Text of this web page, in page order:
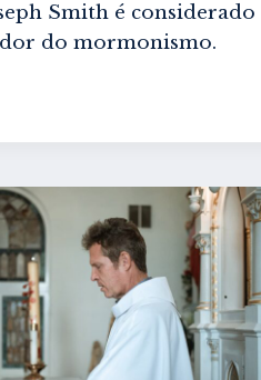
Smith é considerado
do mormonismo.